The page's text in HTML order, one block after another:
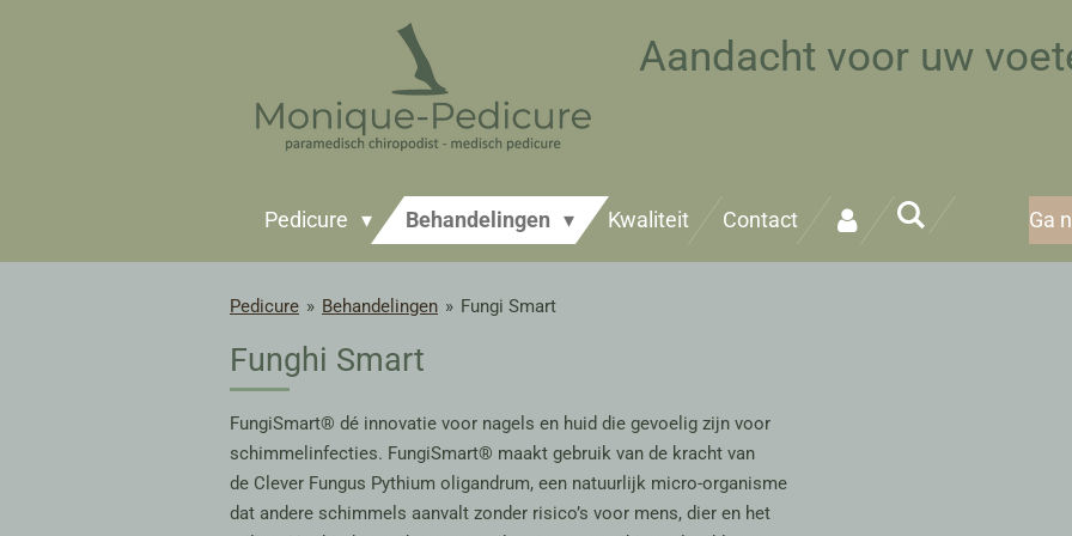
Aandacht voor uw
Pedicure Behandelingen Kwaliteit Contact Ga
Pedicure » Behandelingen » Fungi Smart
Funghi Smart
FungiSmart® dé innovatie voor nagels en huid die gevoelig zijn voor
schimmelinfecties. FungiSmart® maakt gebruik van de kracht van
de Clever Fungus Pythium oligandrum, een natuurlijk micro-organisme
dat andere schimmels aanvalt zonder risico’s voor mens, dier en het